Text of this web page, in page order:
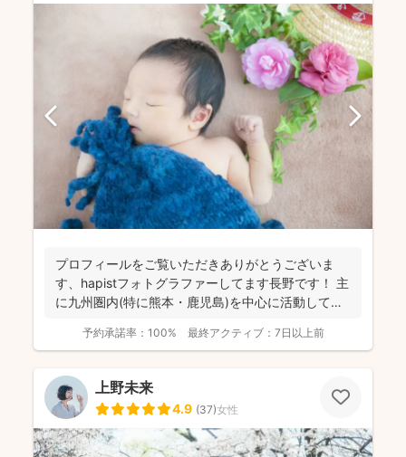
プロフィールをご覧いただきありがとうございま
す、hapistフォトグラファーしてます長野です！ 主
に九州圏内(特に熊本・鹿児島)を中心に活動してお
予約承諾率： 100% 最終アクティブ： 7日以上前
上野未来
4.9 (37)女性